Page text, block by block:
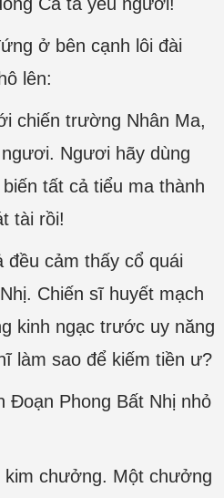
ở bên cạnh lôi đài
lên:
chiến trường Nhân Ma,
Ngươi hãy dùng
tất cả tiểu ma thành
tài rồi!
đều cảm thấy cổ quái
Chiến sĩ huyết mạch
kinh ngạc trước uy năng
làm sao để kiếm tiền ư?
Đoạn Phong Bất Nhị nhỏ
chưởng. Một chưởng